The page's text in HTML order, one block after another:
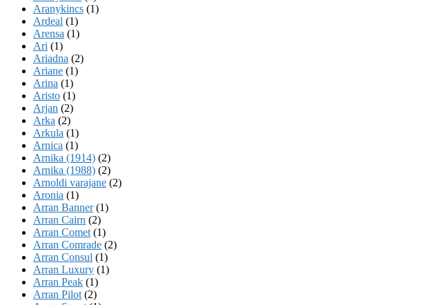
Aranykincs (1)
Ardeal (1)
Arensa (1)
Ari (1)
Ariadna (2)
Ariane (1)
Arina (1)
Aristo (1)
Arjan (2)
Arka (2)
Arkula (1)
Arnica (1)
Arnika (1914) (2)
Arnika (1988) (2)
Arnoldi varajane (2)
Aronia (1)
Arran Banner(1)
Arran Cairn (2)
Arran Comet (1)
Arran Comrade (2)
Arran Consul (1)
Arran Luxury (1)
Arran Peak (1)
Arran Pilot (2)